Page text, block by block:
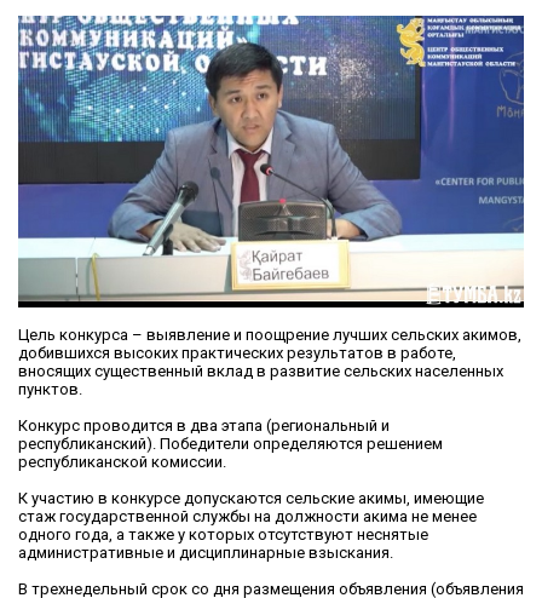
Цель конкурса – выявление и поощрение лучших сельских акимов,
добившихся высоких практических результатов в работе,
вносящих существенный вклад в развитие сельских населенных
пунктов.
Конкурс проводится в два этапа (региональный и
республиканский). Победители определяются решением
республиканской комиссии.
К участию в конкурсе допускаются сельские акимы, имеющие
стаж государственной службы на должности акима не менее
одного года, а также у которых отсутствуют неснятые
административные и дисциплинарные взыскания.
В трехнедельный срок со дня размещения объявления (объявления